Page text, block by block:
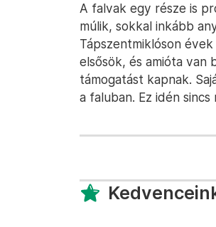
A falvak egy része is
múlik, sokkal inkább
Tápszentmiklóson
elsősök, és amióta van
támogatást kapnak.
a faluban. Ez idén sincs